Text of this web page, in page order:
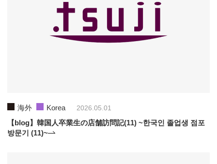
海外 Korea 2026.05.01
【blog】韓国人卒業生の店舗訪問記(11) ~한국인 졸업생 점포
방문기 (11)~